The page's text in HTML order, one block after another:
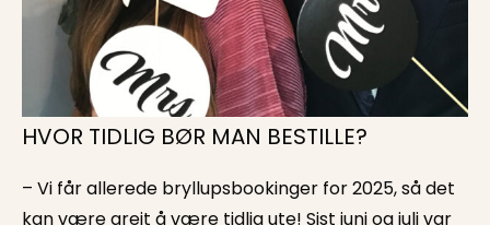
HVOR TIDLIG BØR MAN BESTILLE?
– Vi får allerede bryllupsbookinger for 2025, så det
kan være greit å være tidlig ute! Sist juni og juli var